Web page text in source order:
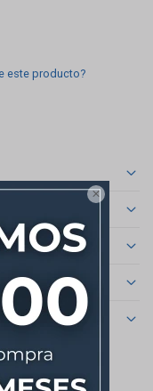

este producto?